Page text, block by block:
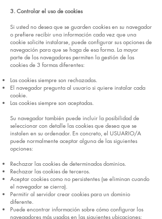
3. Controlar el uso de cookies
Si usted no desea que se guarden cookies en su navegador
o prefiere recibir una información cada vez que una
cookie solicite instalarse, puede configurar sus opciones de
navegación para que se haga de esa forma. La mayor
parte de los navegadores permiten la gestión de las
cookies de 3 formas diferentes:
Las cookies siempre son rechazadas.
El navegador pregunta al usuario si quiere instalar cada
cookie.
Las cookies siempre son aceptadas.
Su navegador también puede incluir la posibilidad de
seleccionar con detalle las cookies que desea que se
instalen en su ordenador. En concreto, el USUARIO/A
puede normalmente aceptar alguna de las siguientes
opciones:
Rechazar las cookies de determinados dominios.
Rechazar las cookies de terceros.
Aceptar cookies como no persistentes (se eliminan cuando
el navegador se cierra).
Permitir al servidor crear cookies para un dominio
diferente.
Puede encontrar información sobre cómo configurar los
navegadores más usados en las siguientes ubicaciones: